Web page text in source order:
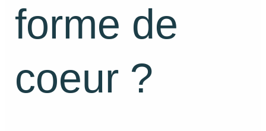
forme de
coeur ?